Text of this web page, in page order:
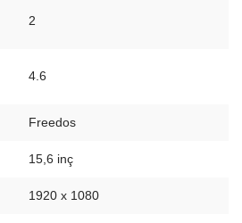
2
4.6
Freedos
15,6 inç
1920 x 1080